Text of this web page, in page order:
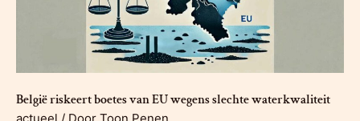
België riskeert boetes van EU wegens slechte waterkwaliteit